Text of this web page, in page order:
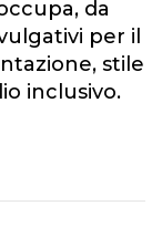
da
per il
stile
inclusivo.